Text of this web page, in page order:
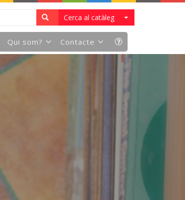
Cerca al catàleg
Qui som? Contacte